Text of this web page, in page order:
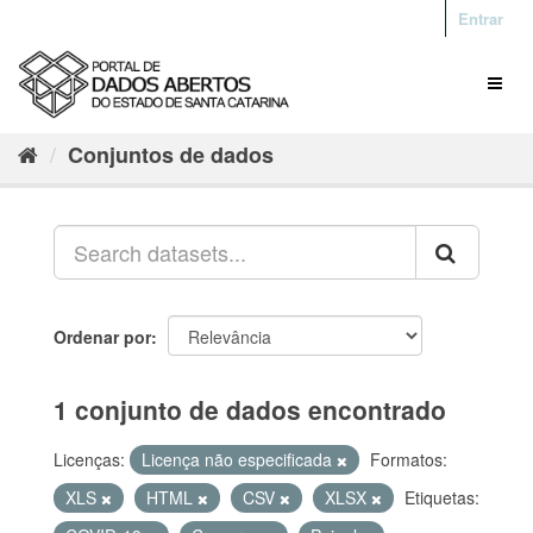
Entrar
Conjuntos de dados
Ordenar por
1 conjunto de dados encontrado
Licenças: Licença não especificada
Formatos:
XLS
HTML CSV XLSX
Etiquetas: